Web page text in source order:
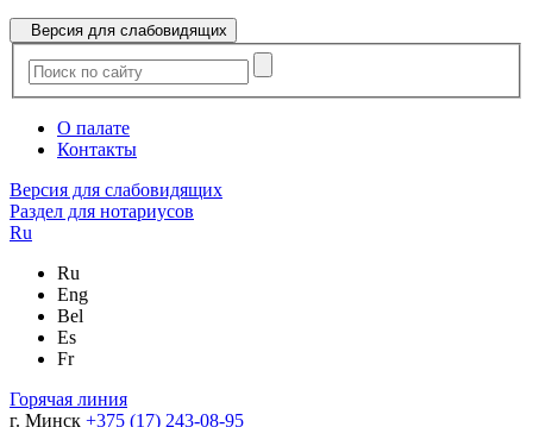
Версия для слабовидящих
О палате
Контакты
Версия для слабовидящих
Раздел для нотариусов
Ru
Ru
Eng
Bel
Es
Fr
Горячая линия
г. Минск +375 (17) 243-08-95